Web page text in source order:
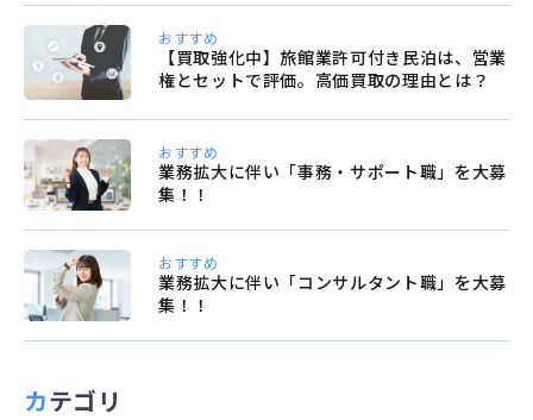
おすすめ
【買取強化中】旅館業許可付き民泊は、営業
権とセットで評価。高価買取の理由とは？
おすすめ
業務拡大に伴い「事務・サポート職」を大募
集！！
おすすめ
業務拡大に伴い「コンサルタント職」を大募
集！！
カテゴリ